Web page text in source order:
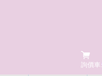
詢價車: